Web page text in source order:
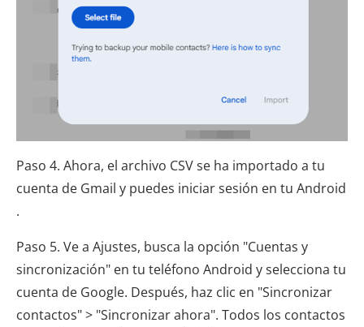
Paso 4. Ahora, el archivo CSV se ha importado a tu
cuenta de Gmail y puedes iniciar sesión en tu Android
.
Paso 5. Ve a Ajustes, busca la opción "Cuentas y
sincronización" en tu teléfono Android y selecciona tu
cuenta de Google. Después, haz clic en "Sincronizar
contactos" > "Sincronizar ahora". Todos los contactos